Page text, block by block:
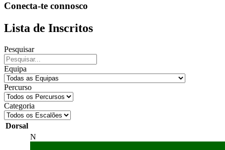
Conecta-te connosco
Lista de Inscritos
Pesquisar
Equipa
Percurso
Categoria
Dorsal
N